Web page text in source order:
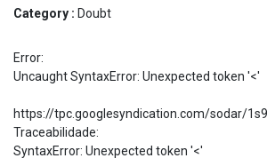
Category : Doubt
Error:
Uncaught SyntaxError: Unexpected token '<'
https://tpc.googlesyndication.com/sodar/
Traceabilidade:
SyntaxError: Unexpected token '<'